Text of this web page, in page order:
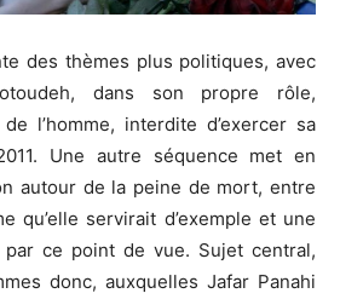
des thèmes plus politiques, avec
dans son propre rôle,
l’homme, interdite d’exercer sa
Une autre séquence met en
autour de la peine de mort, entre
qu’elle servirait d’exemple et une
ce point de vue. Sujet central,
donc, auxquelles Jafar Panahi